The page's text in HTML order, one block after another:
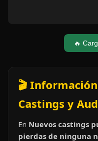
🔥
🎬
Castings y
En Nuevos castings
pierdas de ninguna